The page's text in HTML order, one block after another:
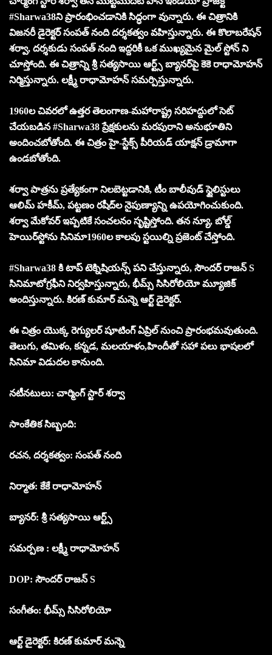
#Sharwa38ని ప్రారంభించడానికి సిద్ధంగా వున్నారు. ఈ చిత్రానికి
విజనరీ డైరెక్టర్ సంపత్ నంది దర్శకత్వం వహిస్తున్నారు. ఈ కొలాబరేషన్
శర్వా, దర్శకుడు సంపత్ నంది ఇద్దరికీ ఒక ముఖ్యమైన మైల్ స్టోన్ ని
చూస్తోంది. ఈ చిత్రాన్ని శ్రీ సత్యసాయి ఆర్ట్స్ బ్యానర్‌పై కెకె రాధామోహన్
నిర్మిస్తున్నారు. లక్ష్మీ రాధామోహన్ సమర్పిస్తున్నారు.
1960ల చివరలో ఉత్తర తెలంగాణ-మహారాష్ట్ర సరిహద్దులో సెట్
చేయబడిన #Sharwa38 ప్రేక్షకులను మరపురాని అనుభూతిని
అందించబోతోంది. ఈ చిత్రం హై-స్టేక్స్ పీరియడ్ యాక్షన్ డ్రామాగా
ఉండబోతోంది.
శర్వా పాత్రను ప్రత్యేకంగా నిలబెట్టడానికి, టీం బాలీవుడ్ స్టైలిస్టులు
ఆలిమ్ హకీమ్, పట్టణం రషీద్‌ల నైపుణ్యాన్ని ఉపయోగించుకుంది.
శర్వా మేకోవర్ ఇప్పటికే సంచలనం సృష్టిస్తోంది. తన న్యూ, బోల్డ్
హెయిర్‌స్టోను సినిమా1960ల కాలపు స్టయిల్ని ప్రజెంట్ చేస్తోంది.
#Sharwa38 కి టాప్ టెక్నిషియన్స్ పని చేస్తున్నారు, సౌందర్ రాజన్ S
సినిమాటోగ్రఫీని నిర్వహిస్తున్నారు, భీమ్స్ సిసిరోలియో మ్యూజిక్
అందిస్తున్నారు. కిరణ్ కుమార్ మన్నె ఆర్ట్ డైరెక్టర్.
ఈ చిత్రం యొక్క రెగ్యులర్ షూటింగ్ ఏప్రిల్ నుంచి ప్రారంభమవుతుంది.
తెలుగు, తమిళం, కన్నడ, మలయాళం,హిందీతో సహా పలు భాషలలో
సినిమా విడుదల కానుంది.
నటీనటులు: చార్మింగ్ స్టార్ శర్వా
సాంకేతిక సిబ్బంది:
రచన, దర్శకత్వం: సంపత్ నంది
నిర్మాత: కేకే రాధామోహన్
బ్యానర్: శ్రీ సత్యసాయి ఆర్ట్స్
సమర్పణ : లక్ష్మీ రాధామోహన్
DOP: సౌందర్ రాజన్ S
సంగీతం: భీమ్స్ సిసిరోలియో
ఆర్ట్ డైరెక్టర్: కిరణ్ కుమార్ మన్నె